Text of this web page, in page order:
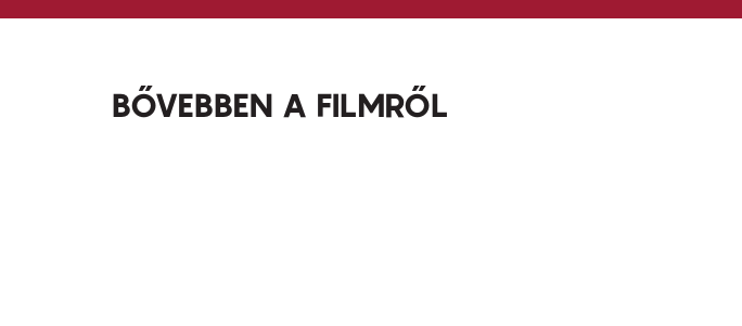
BŐVEBBEN A FILMRŐL